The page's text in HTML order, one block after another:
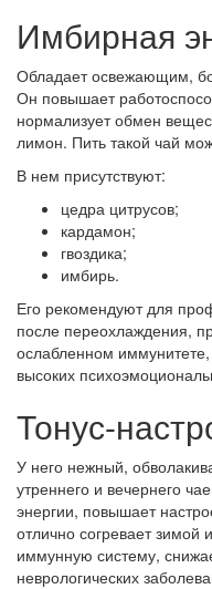
Имбирная
Обладает освежающим,
Он повышает
нормализует обмен
лимон. Пить такой чай
В нем присутствуют:
цедра цитрусов;
кардамон;
гвоздика;
имбирь.
Его рекомендуют для
после переохлаждения,
ослабленном
высоких
Тонус-
У него нежный,
утреннего и вечернего
энергии, повышает
отлично согревает зимой
иммунную систему,
неврологических